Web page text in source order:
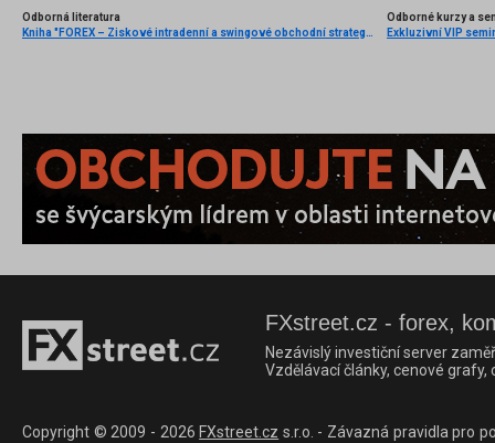
Odborná literatura
Kniha "FOREX – Ziskové intradenní a swingové obchodní strategie" od Kathy Lien vychází v češtině!
Odborné kurzy a
Exkluzivní VIP
FXstreet.cz - forex,
Nezávislý investiční server
Vzdělávací články, cenové
Copyright © 2009 - 2026 FXstreet.cz s.r.o. - Závazná pravidla pro